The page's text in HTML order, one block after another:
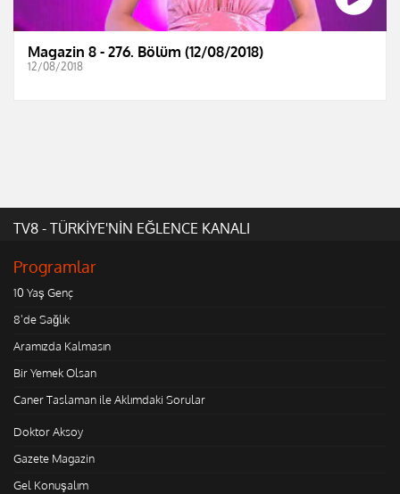
Magazin 8 - 276. Bölüm (12/08/2018)
12/08/2018
TV8 - TÜRKİYE'NİN EĞLENCE KANALI
Programlar
10 Yaş Genç
8'de Sağlık
Aramızda Kalmasın
Bir Yemek Olsan
Caner Taslaman ile Aklımdaki Sorular
Doktor Aksoy
Gazete Magazin
Gel Konuşalım